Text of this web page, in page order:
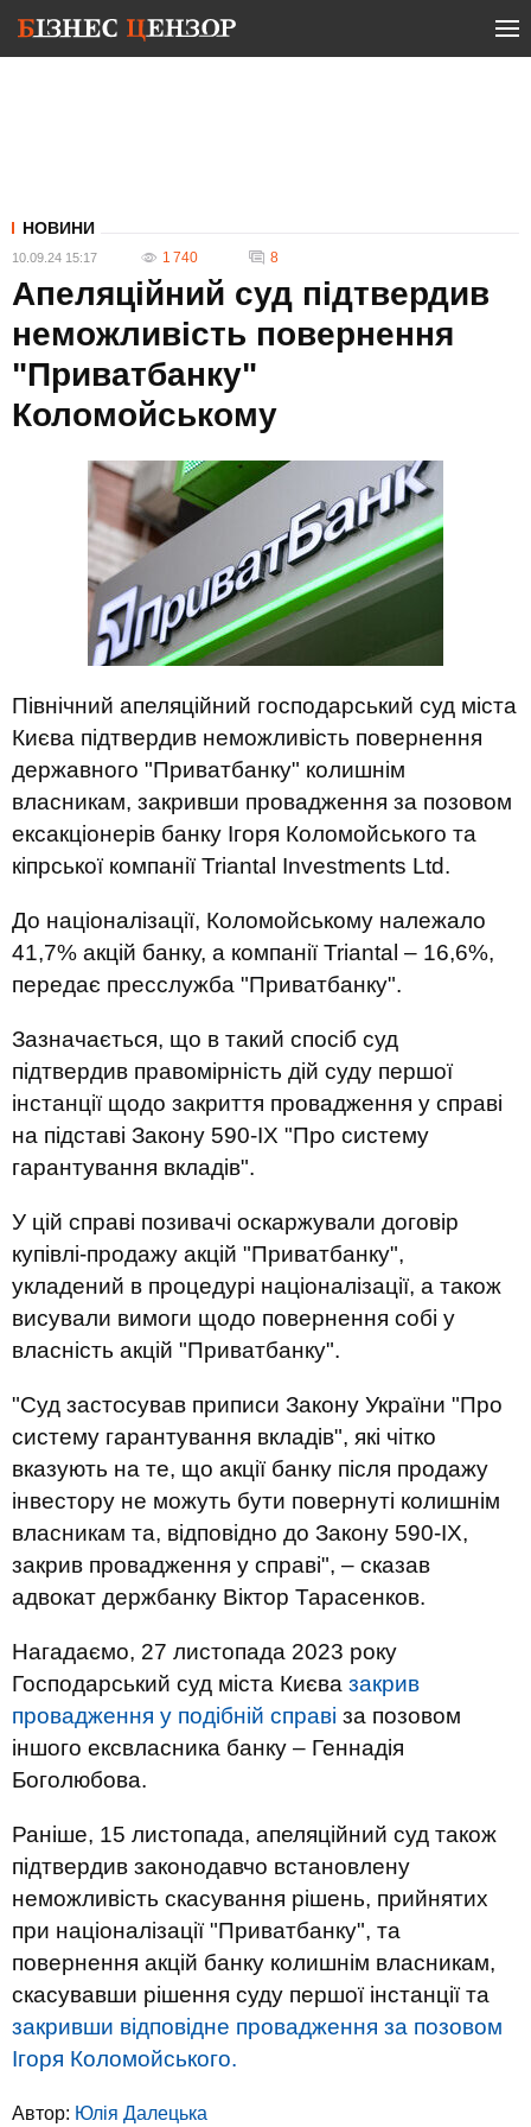
НОВИНИ
10.09.24 15:17 1 740 8
Апеляційний суд підтвердив
неможливість повернення
"Приватбанку"
Коломойському
Північний апеляційний господарський суд міста
Києва підтвердив неможливість повернення
державного "Приватбанку" колишнім
власникам, закривши провадження за позовом
ексакціонерів банку Ігоря Коломойського та
кіпрської компанії Triantal Investments Ltd.
До націоналізації, Коломойському належало
41,7% акцій банку, а компанії Triantal – 16,6%,
передає пресслужба "Приватбанку".
Зазначається, що в такий спосіб суд
підтвердив правомірність дій суду першої
інстанції щодо закриття провадження у справі
на підставі Закону 590-ІХ "Про систему
гарантування вкладів".
У цій справі позивачі оскаржували договір
купівлі-продажу акцій "Приватбанку",
укладений в процедурі націоналізації, а також
висували вимоги щодо повернення собі у
власність акцій "Приватбанку".
"Суд застосував приписи Закону України "Про
систему гарантування вкладів", які чітко
вказують на те, що акції банку після продажу
інвестору не можуть бути повернуті колишнім
власникам та, відповідно до Закону 590-ІХ,
закрив провадження у справі", – сказав
адвокат держбанку Віктор Тарасенков.
Нагадаємо, 27 листопада 2023 року
Господарський суд міста Києва закрив
провадження у подібній справі за позовом
іншого ексвласника банку – Геннадія
Боголюбова.
Раніше, 15 листопада, апеляційний суд також
підтвердив законодавчо встановлену
неможливість скасування рішень, прийнятих
при націоналізації "Приватбанку", та
повернення акцій банку колишнім власникам,
скасувавши рішення суду першої інстанції та
закривши відповідне провадження за позовом
Ігоря Коломойського.
Автор: Юлiя Далецька